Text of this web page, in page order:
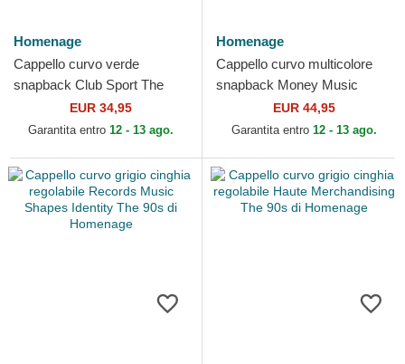
Homenage
Cappello curvo verde
snapback Club Sport The
Ball di Homenage
EUR 34,95
Garantita entro 12 - 13 ago.
Homenage
Cappello curvo multicolore
snapback Money Music
Shapes Identity The Snap di
Homenage
EUR 44,95
Garantita entro 12 - 13 ago.